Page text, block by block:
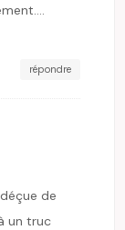
répondre
de
un truc